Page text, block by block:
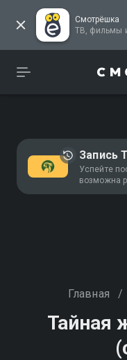
Смотрёшка
Запись
Успейте
возможна
Главная /
Тайная